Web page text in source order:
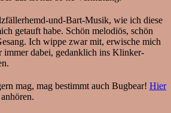
und-Bart-Musik, wie ich diese
getauft habe. Schön melodiös, schön
Ich wippe zwar mit, erwische mich
immer dabei, gedanklich ins Klinker-
mag, mag bestimmt auch Bugbear! Hier